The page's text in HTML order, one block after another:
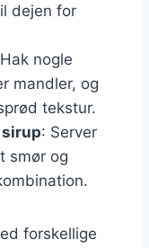
dejen for
nogle
mandler, og
tekstur.
sirup: Server
smør og
forskellige